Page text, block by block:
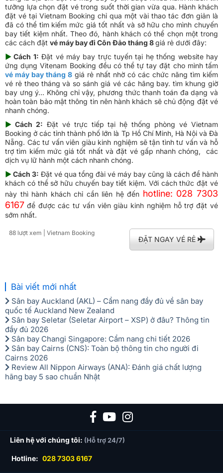
tưởng lựa chọn đặt vé trong suốt thời gian vừa qua. Hành khách
đặt vé tại Vietnam Booking chỉ qua một vài thao tác đơn giản là
đã có thể tìm kiếm mức giá tốt nhất và sở hữu cho mình chuyến
bay tiết kiệm nhất. Theo đó, hành khách có thể chọn một trong
các cách đặt vé máy bay đi Côn Đảo tháng 8giá rẻ dưới đây:
► Cách 1: Đặt vé máy bay trực tuyến tại hẹ thống website hay
ứng dụng Vitenam Booking đều có thể tự tay đặt cho mình tấm
vé máy bay tháng 8 giá rẻ nhất nhờ có các chức năng tìm kiếm
vé rẻ theo tháng và so sánh giá vé các hãng bay. tìm khung giờ
bay ưng ý… Không chỉ vậy, phương thức thanh toán đa dạng và
hoàn toàn bảo mật thông tin nên hành khách sẽ chủ động đặt vé
nhanh chóng.
► Cách 2: Đặt vé trực tiếp tại hệ thống phòng vé Vietnam
Booking ở các tỉnh thành phố lớn là Tp Hồ Chí Minh, Hà Nội và Đà
Nẵng. Các tư vấn viên giàu kinh nghiệm sẽ tận tình tư vấn và hỗ
trợ tìm kiếm mức giá tốt nhất và đặt vé gấp nhanh chóng, các
dịch vụ lữ hành một cách nhanh chóng.
►Cách 3: Đặt vé qua tổng đài vé máy bay cũng là cách để hành
khách có thể sở hữu chuyến bay tiết kiệm. Với cách thức đặt vé
này thì hành khách chỉ cần liên hệ đến hotline: 028 7303
6167 để được các tư vấn viên giàu kinh nghiệm hỗ trợ đặt vé
sớm nhất.
88 lượt xem | Vietnam Booking
ĐẶT NGAY VÉ RẺ
Bài viết mới nhất
Sân bay Auckland (AKL) – Cẩm nang đầy đủ về sân bay
quốc tế Auckland New Zealand
Sân bay Seletar (Seletar Airport – XSP) ở đâu? Thông tin
đầy đủ 2026
Sân bay Changi Singapore: Cẩm nang chi tiết 2026
Sân bay Cairns (CNS): Toàn bộ thông tin cho người đi
Cairns 2026
Review All Nippon Airways (ANA): Đánh giá chất lượng
hãng bay 5 sao chuẩn Nhật
Liên hệ với chúng tôi: (Hỗ trợ 24/7)
Hotline: 028 7303 6167